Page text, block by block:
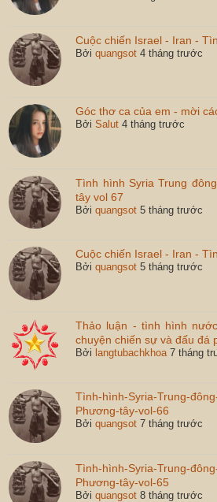
Cuộc chiến Israel - Iran -
Bởiquangsot 4 tháng trước
Góc thơ ca của em - mời
BởiSalut 4 tháng trước
Tình hình Syria Trung
tây vol 67
Bởiquangsot 5 tháng trước
Cuộc chiến Israel - Iran -
Bởiquangsot 5 tháng trước
Thảo luận - tình hình
chuyện chiến sự và đấu đá
Bởi langtubachkhoa 7 tháng
Tình-hình-Syria-Trung-
Phương-tây-vol-66
Bởiquangsot 7 tháng trước
Tình-hình-Syria-Trung-
Phương-tây-vol-65
Bởiquangsot 8 tháng trước